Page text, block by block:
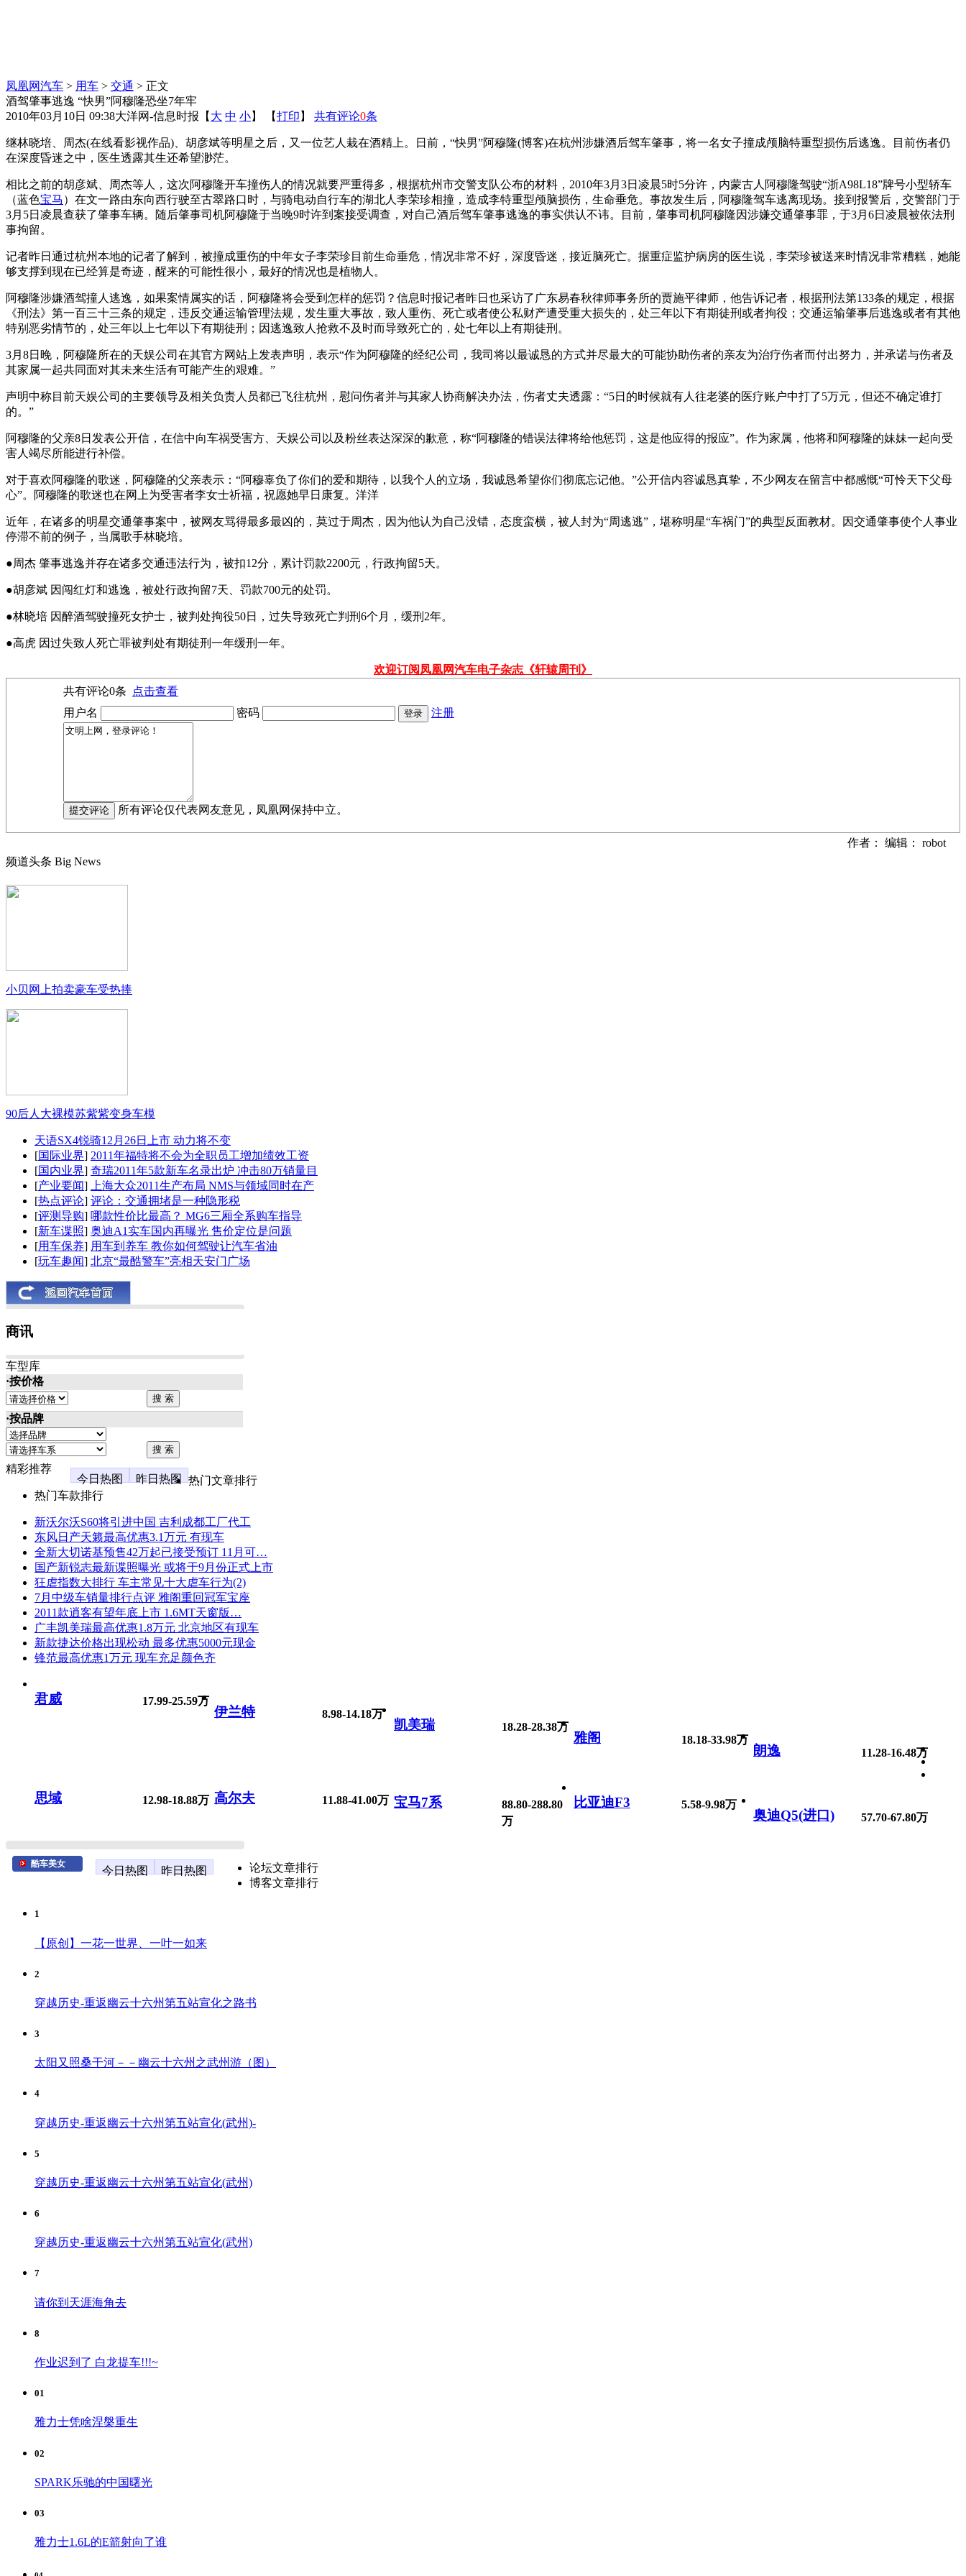
凤凰网汽车 > 用车 > 交通 > 正文
酒驾肇事逃逸 “快男”阿穆隆恐坐7年牢
2010年03月10日 09:38大洋网-信息时报 【 大 中 小】 【打印 】 共有评论0条
继林晓培、周杰(在线看影视作品)、胡彦斌等明星之后，又一位艺人栽在酒精上。日前，“快男”阿穆隆(博客)在杭州涉嫌酒后驾车肇事，将一名女子撞成颅脑特重型损伤后逃逸。目前伤者仍
在深度昏迷之中，医生透露其生还希望渺茫。
相比之前的胡彦斌、周杰等人，这次阿穆隆开车撞伤人的情况就要严重得多，根据杭州市交警支队公布的材料，2010年3月3日凌晨5时5分许，内蒙古人阿穆隆驾驶“浙A98L18”牌号小型轿车
（蓝色宝马 ）在文一路由东向西行驶至古翠路口时，与骑电动自行车的湖北人李荣珍相撞，造成李特重型颅脑损伤，生命垂危。事故发生后，阿穆隆驾车逃离现场。接到报警后，交警部门于
3月5日凌晨查获了肇事车辆。随后肇事司机阿穆隆于当晚9时许到案接受调查，对自己酒后驾车肇事逃逸的事实供认不讳。目前，肇事司机阿穆隆因涉嫌交通肇事罪，于3月6日凌晨被依法刑
事拘留。
记者昨日通过杭州本地的记者了解到，被撞成重伤的中年女子李荣珍目前生命垂危，情况非常不好，深度昏迷，接近脑死亡。据重症监护病房的医生说，李荣珍被送来时情况非常糟糕，她能
够支撑到现在已经算是奇迹，醒来的可能性很小，最好的情况也是植物人。
阿穆隆涉嫌酒驾撞人逃逸，如果案情属实的话，阿穆隆将会受到怎样的惩罚？信息时报记者昨日也采访了广东易春秋律师事务所的贾施平律师，他告诉记者，根据刑法第133条的规定，根据
《刑法》第一百三十三条的规定，违反交通运输管理法规，发生重大事故，致人重伤、死亡或者使公私财产遭受重大损失的，处三年以下有期徒刑或者拘役；交通运输肇事后逃逸或者有其他
特别恶劣情节的，处三年以上七年以下有期徒刑；因逃逸致人抢救不及时而导致死亡的，处七年以上有期徒刑。
3月8日晚，阿穆隆所在的天娱公司在其官方网站上发表声明，表示“作为阿穆隆的经纪公司，我司将以最诚恳的方式并尽最大的可能协助伤者的亲友为治疗伤者而付出努力，并承诺与伤者及
其家属一起共同面对其未来生活有可能产生的艰难。”
声明中称目前天娱公司的主要领导及相关负责人员都已飞往杭州，慰问伤者并与其家人协商解决办法，伤者丈夫透露：“5日的时候就有人往老婆的医疗账户中打了5万元，但还不确定谁打
的。”
阿穆隆的父亲8日发表公开信，在信中向车祸受害方、天娱公司以及粉丝表达深深的歉意，称“阿穆隆的错误法律将给他惩罚，这是他应得的报应”。作为家属，他将和阿穆隆的妹妹一起向受
害人竭尽所能进行补偿。
对于喜欢阿穆隆的歌迷，阿穆隆的父亲表示：“阿穆辜负了你们的爱和期待，以我个人的立场，我诚恳希望你们彻底忘记他。”公开信内容诚恳真挚，不少网友在留言中都感慨“可怜天下父母
心”。阿穆隆的歌迷也在网上为受害者李女士祈福，祝愿她早日康复。洋洋
近年，在诸多的明星交通肇事案中，被网友骂得最多最凶的，莫过于周杰，因为他认为自己没错，态度蛮横，被人封为“周逃逃”，堪称明星“车祸门”的典型反面教材。因交通肇事使个人事业
停滞不前的例子，当属歌手林晓培。
●周杰 肇事逃逸并存在诸多交通违法行为，被扣12分，累计罚款2200元，行政拘留5天。
●胡彦斌 因闯红灯和逃逸，被处行政拘留7天、罚款700元的处罚。
●林晓培 因醉酒驾驶撞死女护士，被判处拘役50日，过失导致死亡判刑6个月，缓刑2年。
●高虎 因过失致人死亡罪被判处有期徒刑一年缓刑一年。
欢迎订阅凤凰网汽车电子杂志《轩辕周刊》
共有评论0条
点击查看
用户名
密码 注册
所有评论仅代表网友意见，凤凰网保持中立。
作者： 编辑： robot
频道头条 Big News
小贝网上拍卖豪车受热捧
90后人大裸模苏紫紫变身车模
天语SX4锐骑12月26日上市 动力将不变
[国际业界] 2011年福特将不会为全职员工增加绩效工资
[国内业界] 奇瑞2011年5款新车名录出炉 冲击80万销量目
[产业要闻]
上海大众2011生产布局 NMS与领域同时在产
[热点评论] 评论：交通拥堵是一种隐形税
[评测导购] 哪款性价比最高？ MG6三厢全系购车指导
[新车谍照] 奥迪A1实车国内再曝光 售价定位是问题
[用车保养] 用车到养车 教你如何驾驶让汽车省油
[玩车趣闻] 北京“最酷警车”亮相天安门广场
商讯
车型库
·按价格
·按品牌
精彩推荐
今日热图
昨日热图
热门文章排行
热门车款排行
新沃尔沃S60将引进中国 吉利成都工厂代工
东风日产天籁最高优惠3.1万元 有现车
全新大切诺基预售42万起已接受预订 11月可…
国产新锐志最新谍照曝光 或将于9月份正式上市
狂虐指数大排行 车主常见十大虐车行为(2)
7月中级车销量排行点评 雅阁重回冠军宝座
2011款逍客有望年底上市 1.6MT天窗版…
广丰凯美瑞最高优惠1.8万元 北京地区有现车
新款捷达价格出现松动 最多优惠5000元现金
锋范最高优惠1万元 现车充足颜色齐
君威 17.99-25.59万
伊兰特 8.98-14.18万
凯美瑞 18.28-28.38万
雅阁 18.18-33.98万
朗逸 11.28-16.48万
思域 12.98-18.88万 高尔夫 11.88-41.00万 宝马7系
88.80-288.80
万
比亚迪F3 5.58-9.98万
奥迪Q5(进口) 57.70-67.80万
酷车美女
今日热图 昨日热图
论坛文章排行
博客文章排行
1
【原创】一花一世界、一叶一如来
2
穿越历史-重返幽云十六州第五站宣化之路书
3
太阳又照桑干河－－幽云十六州之武州游（图）
4
穿越历史-重返幽云十六州第五站宣化(武州)-
5
穿越历史-重返幽云十六州第五站宣化(武州)
6
穿越历史-重返幽云十六州第五站宣化(武州)
7
请你到天涯海角去
8
作业迟到了 白龙提车!!!~
01
雅力士凭啥涅槃重生
02
SPARK乐驰的中国曙光
03
雅力士1.6L的E箭射向了谁